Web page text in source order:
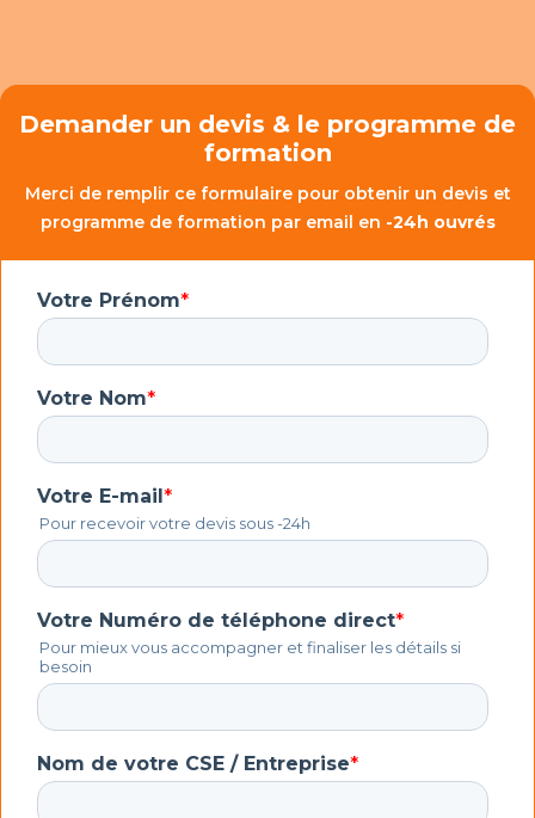
Demander un devis & le programme de
formation
Merci de remplir ce formulaire pour obtenir un devis et
programme de formation par email en -24h ouvrés